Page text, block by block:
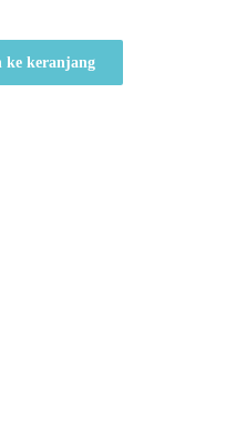
ke keranjang